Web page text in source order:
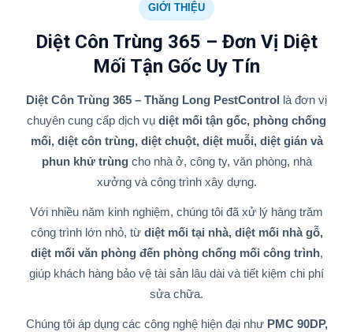
GIỚI THIỆU
Diệt Côn Trùng 365 – Đơn Vị Diệt
Mối Tận Gốc Uy Tín
Diệt Côn Trùng 365 – Thăng Long PestControl là đơn vị
chuyên cung cấp dịch vụ diệt mối tận gốc, phòng chống
mối, diệt côn trùng, diệt chuột, diệt muỗi, diệt gián và
phun khử trùngcho nhà ở, công ty, văn phòng, nhà
xưởng và công trình xây dựng.
Với nhiều năm kinh nghiệm, chúng tôi đã xử lý hàng trăm
công trình lớn nhỏ, từ diệt mối tại nhà, diệt mối nhà gỗ,
diệt mối văn phòng đến phòng chống mối công trình,
giúp khách hàng bảo vệ tài sản lâu dài và tiết kiệm chi phí
sửa chữa.
Chúng tôi áp dụng các công nghệ hiện đại như PMC 90DP,